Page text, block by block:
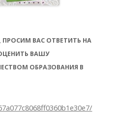
ВАС ОТВЕТИТЬ НА
ВАШУ
ОБРАЗОВАНИЯ В